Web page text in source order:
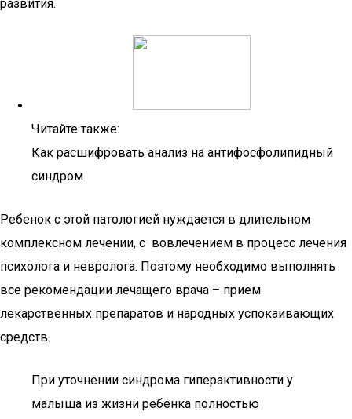
развития.
Читайте также:
Как расшифровать анализ на антифосфолипидный
синдром
Ребенок с этой патологией нуждается в длительном
комплексном лечении, с вовлечением в процесс лечения
психолога и невролога. Поэтому необходимо выполнять
все рекомендации лечащего врача – прием
лекарственных препаратов и народных успокаивающих
средств.
При уточнении синдрома гиперактивности у
малыша из жизни ребенка полностью